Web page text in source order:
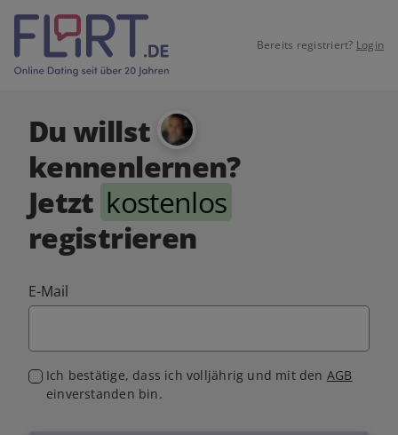
Bereits registriert? Login
Du willst
kennenlernen?
Jetzt kostenlos
registrieren
E-Mail
Ich bestätige, dass ich volljährig und mit den AGB
einverstanden bin.